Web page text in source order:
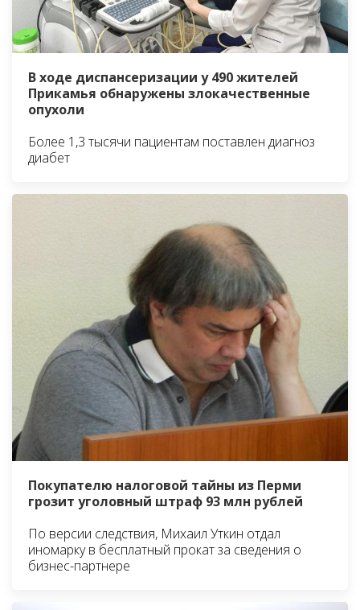
В ходе диспансеризации у 490 жителей
Прикамья обнаружены злокачественные
опухоли
Более 1,3 тысячи пациентам поставлен диагноз
диабет
Покупателю налоговой тайны из Перми
грозит уголовный штраф 93 млн рублей
По версии следствия, Михаил Уткин отдал
иномарку в бесплатный прокат за сведения о
бизнес-партнере